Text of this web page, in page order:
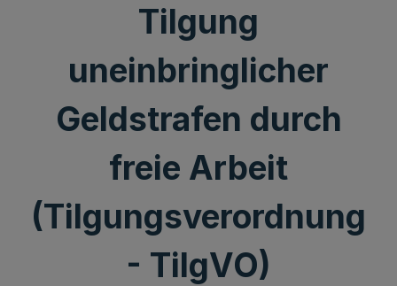
Tilgung
uneinbringlicher
Geldstrafen durch
freie Arbeit
(Tilgungsverordnung
- TilgVO)